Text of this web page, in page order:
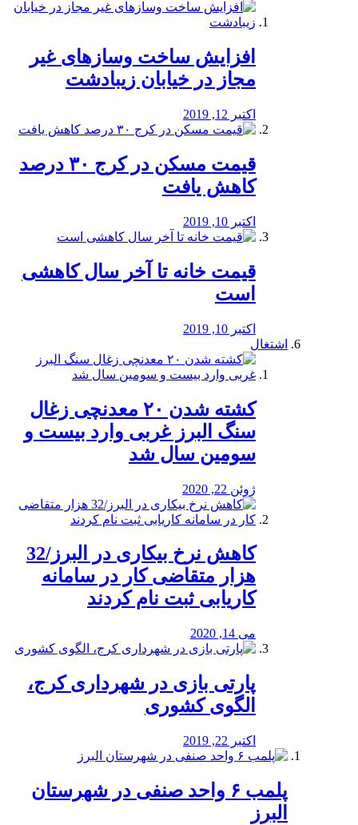
افزایش ساخت وسازهای غیر
مجاز در خیابان زیبادشت
اکتبر 12, 2019
️قیمت مسکن در کرج ۳۰ درصد
کاهش یافت
اکتبر 10, 2019
قیمت خانه تا آخر سال کاهشی
است
اکتبر 10, 2019
اشتغال
کشته شدن ۲۰ معدنچی زغال
سنگ البرز غربی وارد بیست و
سومین سال شد
ژوئن 22, 2020
کاهش نرخ بیکاری در البرز/32
هزار متقاضی کار در سامانه
کاریابی ثبت نام کردند
می 14, 2020
پارتی بازی در شهرداری کرج،
الگوی کشوری
اکتبر 22, 2019
پلمب ۶ واحد صنفی در شهرستان
البرز